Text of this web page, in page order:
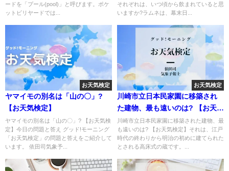
ードを「プール(pool)」と呼びます。ポケ
ットビリヤードでは...
それぞれは、いつ頃から飲まれていると思
いますか?ラムネは、幕末日...
お天気検定
ヤマイモの別名は「山の〇」?
【お天気検定】
ヤマイモの別名は「山の〇」? 【お天気検
定】今日の問題と答え グッド!モーニング
「お天気検定」の問題と答えをご紹介して
います。 依田司気象予...
お天気検定
川崎市立日本民家園に移築され
た建物、最も遠いのは? 【お天気
検定】
川崎市立日本民家園に移築された建物、最
も遠いのは? 【お天気検定】それは、江戸
時代の終わりから明治の初めに建てられた
とされる高床式の蔵です。...